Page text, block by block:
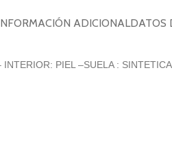
ADICIONALDATOS
PIEL –SUELA : SINTETICA